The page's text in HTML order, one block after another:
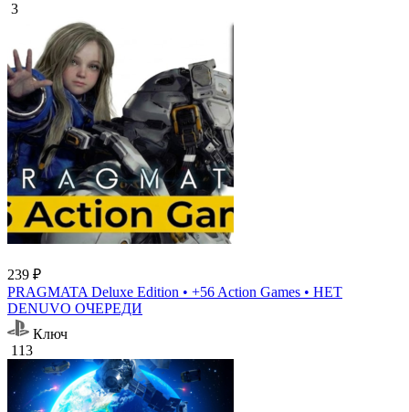
3
239 ₽
PRAGMATA Deluxe Edition • +56 Action Games • НЕТ
DENUVO ОЧЕРЕДИ
Ключ
113